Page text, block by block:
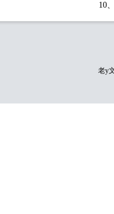
10
老y